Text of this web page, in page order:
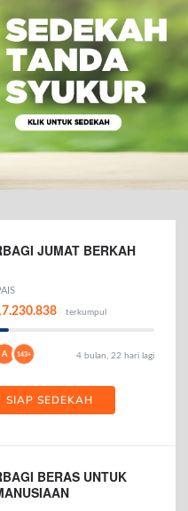
JUMAT BERKAH
terkumpul
A 143+ 4 bulan, 22 hari lagi
SIAP SEDEKAH
BERAS UNTUK